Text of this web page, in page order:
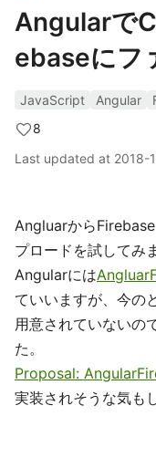
Angularで
ebaseにフ
JavaScript Angular
8
Last updated at 2018-
Angluarから
プロードを試してみ
Angularには
ていいますが、今の
用意されていないの
た。
Proposal:
実装されそうな気も